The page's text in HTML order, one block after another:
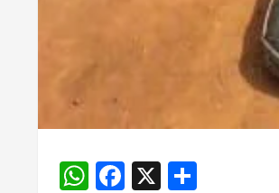
WhatsApp
Facebook
X